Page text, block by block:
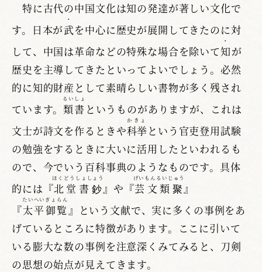
特に古代の中国文化は知の発達が著しい文化で
す。日本が武
・
を中心に歴史が展開してきたのに対
して、中国は革命などの特殊な場合を除いて知
・
が
歴史を主導してきたといってよいでしょう。必然
的に知的財産として素晴らしい書物が多く残され
ています。類書
るいしょ
というものがありますが、これは
文士が詩文を作るときや科挙
かきょ
という官吏登用試験
の勉強をするときに大いに活用したといわれるも
ので、今でいう百科事典のようなものです。具体
的には『北堂書鈔
ほくどうしょしょう
』や『芸文類聚
げいもんるいじゅう
』
『太平御覧
たいへいぎょらん
』という文献で、実に多くの事例をあ
げているところに特徴があります。ここに引いて
いる膨大な数の事例を注意深くみてみると、刀剣
の思想の始点が見えてきます。